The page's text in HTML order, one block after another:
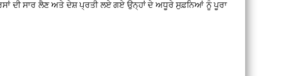
ਦੀ ਸਾਰ ਲੈਣ ਅਤੇ ਦੇਸ਼ ਪ੍ਰਤੀ ਲਏ ਗਏ ਉਨ੍ਹਾਂ ਦੇ ਅਧੂਰੇ ਸੁਫ਼ਨਿਆਂ ਨੂੰ ਪੂਰਾ